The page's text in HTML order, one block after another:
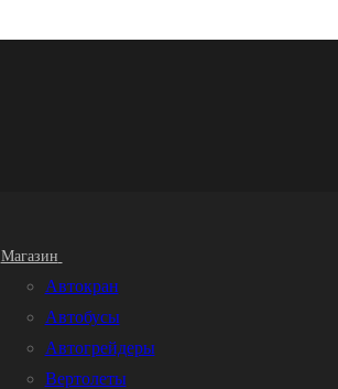
Магазин
Автокран
Автобусы
Автогрейдеры
Вертолеты